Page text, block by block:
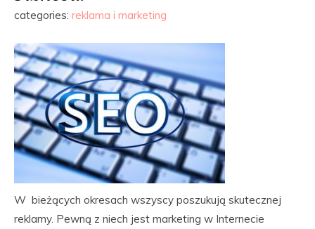
categories: reklama i marketing
W bieżących okresach wszyscy poszukują skutecznej
reklamy. Pewną z niech jest marketing w Internecie